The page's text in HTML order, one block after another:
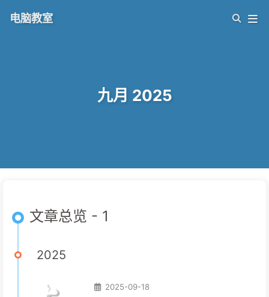
电脑教室
九月 2025
文章总览 - 1
2025
2025-09-18